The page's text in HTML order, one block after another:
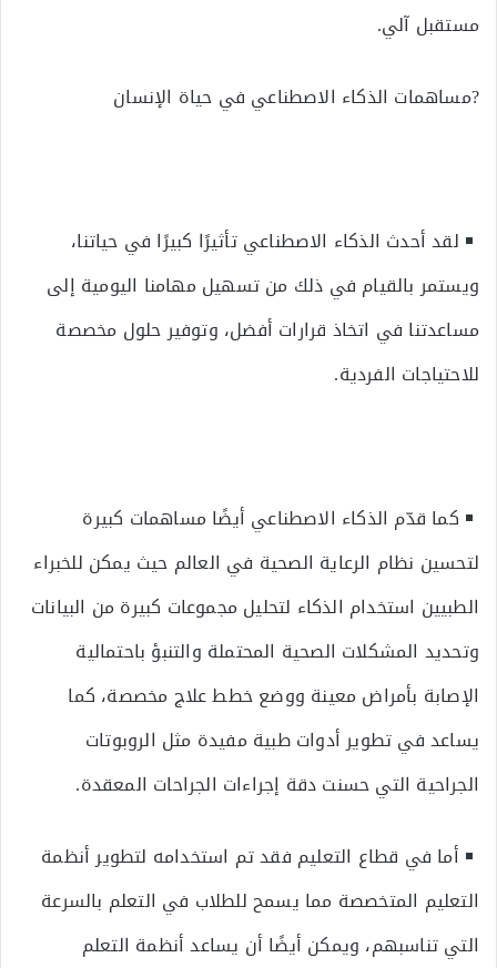
مستقبل آلي.
?مساهمات الذكاء الاصطناعي في حياة الإنسان
لقد أحدث الذكاء الاصطناعي تأثيرًا كبيرًا في حياتنا،
ويستمر بالقيام في ذلك من تسهيل مهامنا اليومية إلى
مساعدتنا في اتخاذ قرارات أفضل، وتوفير حلول مخصصة
للاحتياجات الفردية.
كما قدّم الذكاء الاصطناعي أيضًا مساهمات كبيرة
لتحسين نظام الرعاية الصحية في العالم حيث يمكن للخبراء
الطبيين استخدام الذكاء لتحليل مجموعات كبيرة من البيانات
وتحديد المشكلات الصحية المحتملة والتنبؤ باحتمالية
الإصابة بأمراض معينة ووضع خطط علاج مخصصة، كما
يساعد في تطوير أدوات طبية مفيدة مثل الروبوتات
الجراحية التي حسنت دقة إجراءات الجراحات المعقدة.
أما في قطاع التعليم فقد تم استخدامه لتطوير أنظمة
التعليم المتخصصة مما يسمح للطلاب في التعلم بالسرعة
التي تناسبهم، ويمكن أيضًا أن يساعد أنظمة التعلم